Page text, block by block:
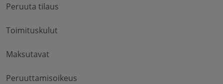
Peruuta tilaus
Toimituskulut
Maksutavat
Peruuttamisoikeus